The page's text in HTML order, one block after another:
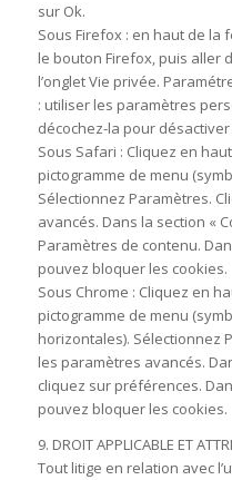
sur Ok.
Sous Firefox : en haut de la
le bouton Firefox, puis aller
l’onglet Vie privée.
: utiliser les paramètres
décochez-la pour
Sous Safari : Cliquez en
pictogramme de menu
Sélectionnez Paramètres.
avancés. Dans la section «
Paramètres de contenu.
pouvez bloquer les cookies.
Sous Chrome : Cliquez en
pictogramme de menu
horizontales). Sélectionnez
les paramètres avancés.
cliquez sur préférences.
pouvez bloquer les cookies.
9. DROIT APPLICABLE ET
Tout litige en relation avec